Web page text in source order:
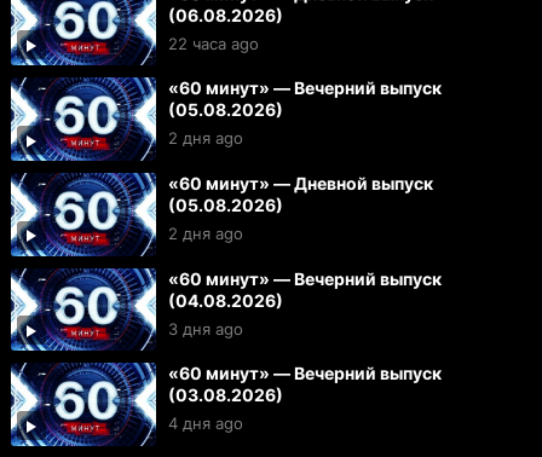
(06.08.2026)
22 часа ago
«60 минут» — Вечерний выпуск
(05.08.2026)
2 дня ago
«60 минут» — Дневной выпуск
(05.08.2026)
2 дня ago
«60 минут» — Вечерний выпуск
(04.08.2026)
3 дня ago
«60 минут» — Вечерний выпуск
(03.08.2026)
4 дня ago